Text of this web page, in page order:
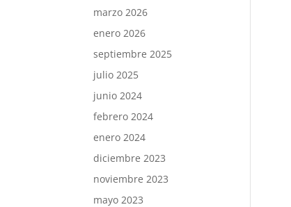
marzo 2026
enero 2026
septiembre 2025
julio 2025
junio 2024
febrero 2024
enero 2024
diciembre 2023
noviembre 2023
mayo 2023